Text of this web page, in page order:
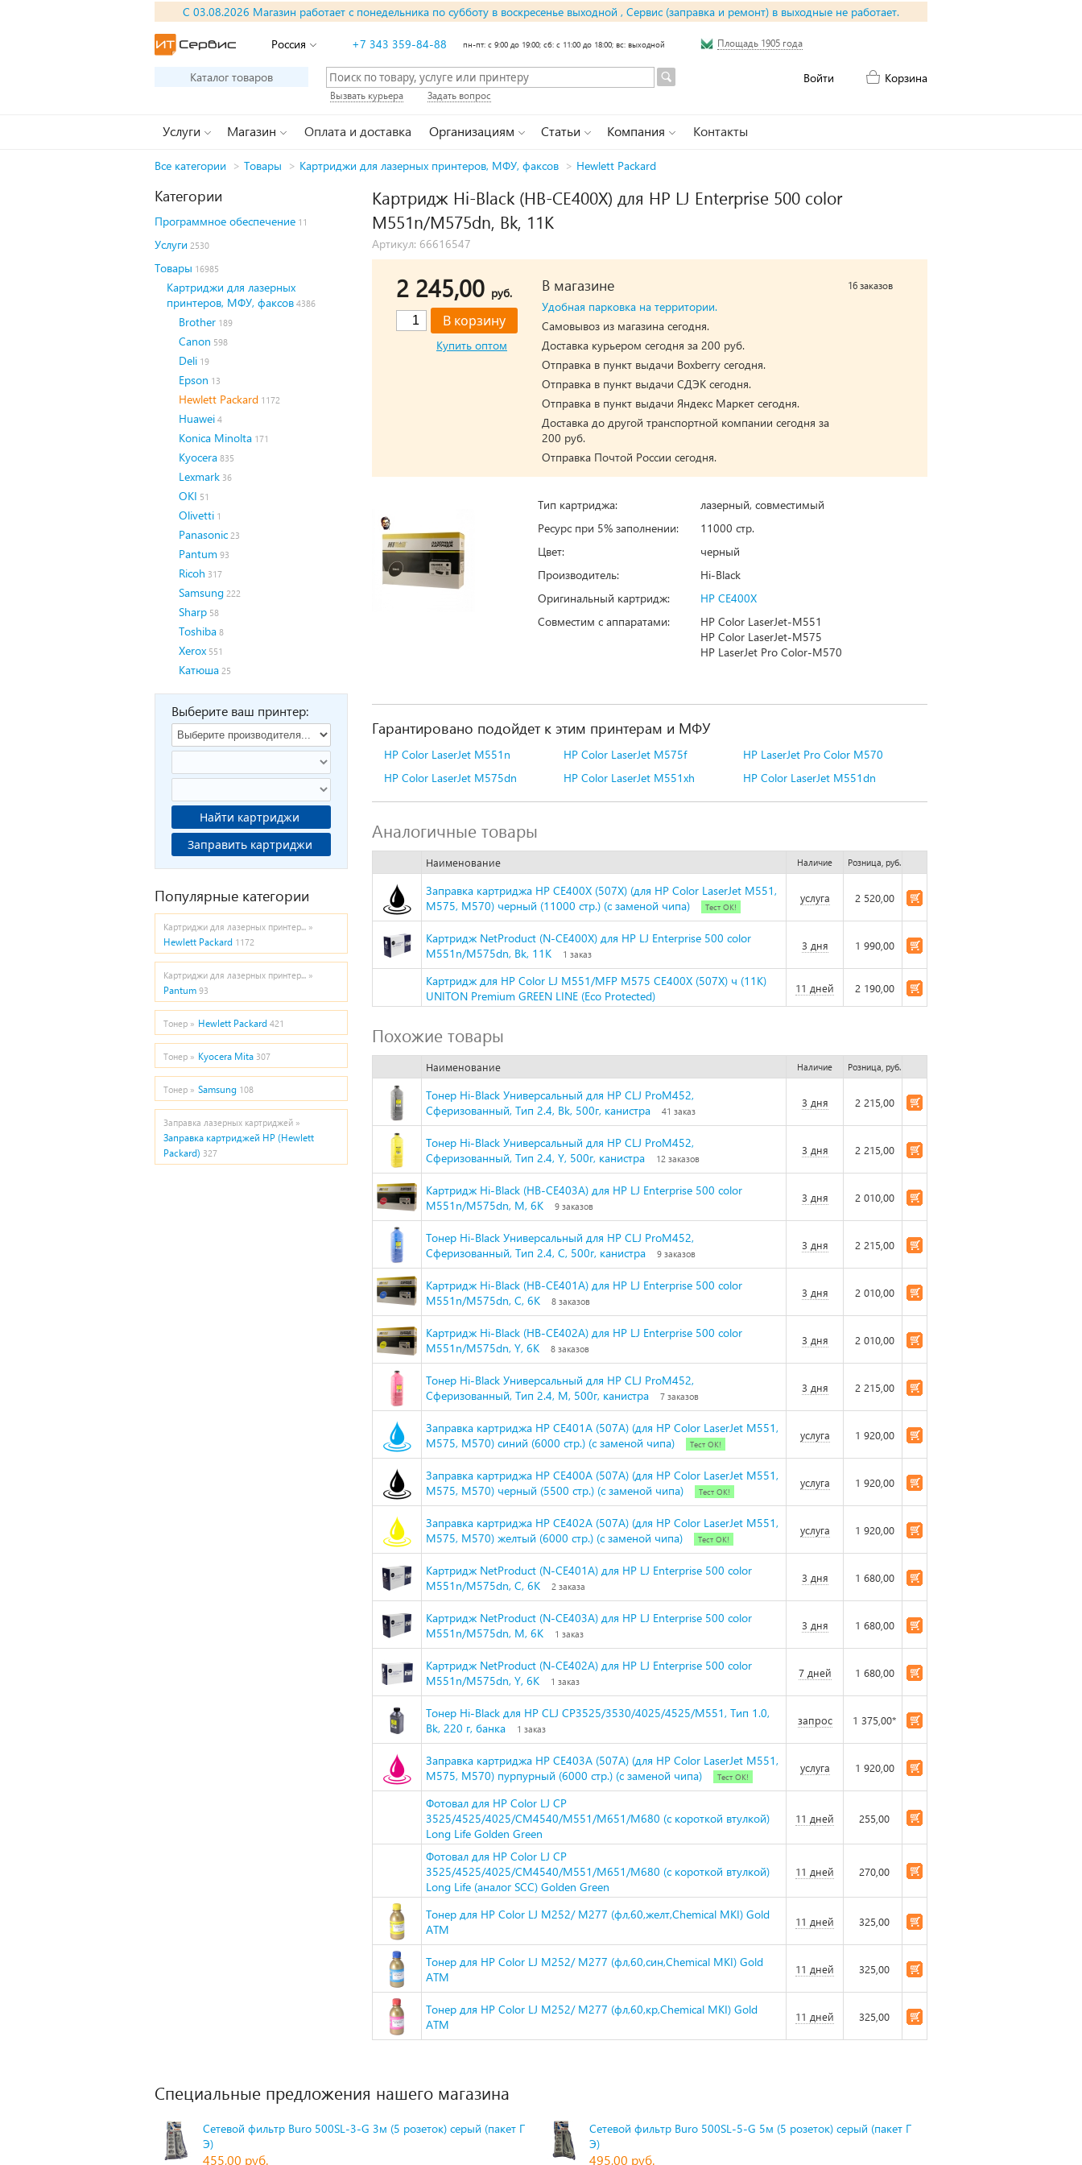
С 03.08.2026 Магазин работает с понедельника по субботу в воскресенье выходной , Сервис (заправка и ремонт) в выходные не работает.
Россия +7 343 359-84-88 пн-пт: с 9:00 до 19:00; сб: с 11:00 до 18:00; вс: выходной Площадь 1905 года
Каталог товаров Войти Корзина
Вызвать курьера Задать вопрос
Услуги Магазин Оплата и доставка Организациям Статьи Компания Контакты
Все категории > Товары > Картриджи для лазерных принтеров, МФУ, факсов > Hewlett Packard
Категории
Программное обеспечение 11
Услуги 2530
Товары 16985
Картриджи для лазерных
принтеров, МФУ, факсов 4386
Brother 189
Canon 598
Deli 19
Epson 13
Hewlett Packard 1172
Huawei 4
Konica Minolta 171
Kyocera 835
Lexmark 36
OKI 51
Olivetti 1
Panasonic 23
Pantum 93
Ricoh 317
Samsung 222
Sharp 58
Toshiba 8
Xerox 551
Катюша 25
Выберите ваш принтер:
Найти картриджи
Заправить картриджи
Популярные категории
Картриджи для лазерных принтер... »
Hewlett Packard 1172
Картриджи для лазерных принтер... »
Pantum 93
Тонер » Hewlett Packard 421
Тонер » Kyocera Mita 307
Тонер » Samsung 108
Заправка лазерных картриджей »
Заправка картриджей HP (Hewlett
Packard) 327
Картридж Hi-Black (HB-CE400X) для HP LJ Enterprise 500 color
M551n/M575dn, Bk, 11K
Артикул: 66616547
2 245,00 руб.
Купить оптом
В магазине
Удобная парковка на территории.
Самовывоз из магазина сегодня.
Доставка курьером сегодня за 200 руб.
Отправка в пункт выдачи Boxberry сегодня.
Отправка в пункт выдачи СДЭК сегодня.
Отправка в пункт выдачи Яндекс Маркет сегодня.
Доставка до другой транспортной компании сегодня за
200 руб.
Отправка Почтой России сегодня.
16 заказов
Тип картриджа:
лазерный, совместимый
Ресурс при 5% заполнении:
11000 стр.
Цвет:
черный
Производитель:
Hi-Black
Оригинальный картридж:
HP CE400X
Совместим с аппаратами:
HP Color LaserJet-M551
HP Color LaserJet-M575
HP LaserJet Pro Color-M570
Гарантировано подойдет к этим принтерам и МФУ
HP Color LaserJet M551n HP Color LaserJet M575f
HP LaserJet Pro Color M570
HP Color LaserJet M575dn
HP Color LaserJet M551xh HP Color LaserJet M551dn
Аналогичные товары
Наименование Наличие Розница, руб.
Заправка картриджа HP CE400X (507X) (для HP Color LaserJet M551,
M575, M570) черный (11000 стр.) (с заменой чипа)
Тест ОК!
услуга 2 520,00
Картридж NetProduct (N-CE400X) для HP LJ Enterprise 500 color
M551n/M575dn, Bk, 11K
1 заказ
3 дня 1 990,00
Картридж для HP Color LJ M551/MFP M575 CE400X (507X) ч (11K)
UNITON Premium GREEN LINE (Eco Protected)
11 дней 2 190,00
Похожие товары
Наименование Наличие Розница, руб.
Тонер Hi-Black Универсальный для HP CLJ ProM452,
Сферизованный, Тип 2.4, Bk, 500г, канистра
41 заказ
3 дня 2 215,00
Тонер Hi-Black Универсальный для HP CLJ ProM452,
Сферизованный, Тип 2.4, Y, 500г, канистра
12 заказов
3 дня 2 215,00
Картридж Hi-Black (HB-CE403A) для HP LJ Enterprise 500 color
M551n/M575dn, M, 6K
9 заказов
3 дня 2 010,00
Тонер Hi-Black Универсальный для HP CLJ ProM452,
Сферизованный, Тип 2.4, C, 500г, канистра
9 заказов
3 дня 2 215,00
Картридж Hi-Black (HB-CE401A) для HP LJ Enterprise 500 color
M551n/M575dn, C, 6K
8 заказов
3 дня 2 010,00
Картридж Hi-Black (HB-CE402A) для HP LJ Enterprise 500 color
M551n/M575dn, Y, 6K
8 заказов
3 дня 2 010,00
Тонер Hi-Black Универсальный для HP CLJ ProM452,
Сферизованный, Тип 2.4, M, 500г, канистра
7 заказов
3 дня 2 215,00
Заправка картриджа HP CE401A (507A) (для HP Color LaserJet M551,
M575, M570) синий (6000 стр.) (с заменой чипа)
Тест ОК!
услуга 1 920,00
Заправка картриджа HP CE400A (507A) (для HP Color LaserJet M551,
M575, M570) черный (5500 стр.) (с заменой чипа)
Тест ОК!
услуга 1 920,00
Заправка картриджа HP CE402A (507A) (для HP Color LaserJet M551,
M575, M570) желтый (6000 стр.) (с заменой чипа)
Тест ОК!
услуга 1 920,00
Картридж NetProduct (N-CE401A) для HP LJ Enterprise 500 color
M551n/M575dn, C, 6K
2 заказа
3 дня 1 680,00
Картридж NetProduct (N-CE403A) для HP LJ Enterprise 500 color
M551n/M575dn, M, 6K
1 заказ
3 дня 1 680,00
Картридж NetProduct (N-CE402A) для HP LJ Enterprise 500 color
M551n/M575dn, Y, 6K
1 заказ
7 дней 1 680,00
Тонер Hi-Black для HP CLJ CP3525/3530/4025/4525/M551, Тип 1.0,
Bk, 220 г, банка
1 заказ
запрос 1 375,00*
Заправка картриджа HP CE403A (507A) (для HP Color LaserJet M551,
M575, M570) пурпурный (6000 стр.) (с заменой чипа)
Тест ОК!
услуга 1 920,00
Фотовал для HP Color LJ CP
3525/4525/4025/CM4540/M551/M651/M680 (с короткой втулкой)
Long Life Golden Green
11 дней 255,00
Фотовал для HP Color LJ CP
3525/4525/4025/CM4540/M551/M651/M680 (с короткой втулкой)
Long Life (аналог SCC) Golden Green
11 дней 270,00
Тонер для HP Color LJ M252/ M277 (фл,60,желт,Chemical MKI) Gold
ATM
11 дней 325,00
Тонер для HP Color LJ M252/ M277 (фл,60,син,Chemical MKI) Gold
ATM
11 дней 325,00
Тонер для HP Color LJ M252/ M277 (фл,60,кр,Chemical MKI) Gold
ATM
11 дней 325,00
Специальные предложения нашего магазина
Сетевой фильтр Buro 500SL-3-G 3м (5 розеток) серый (пакет П
Э)
455,00 руб.
Сетевой фильтр Buro 500SL-5-G 5м (5 розеток) серый (пакет П
Э)
495,00 руб.